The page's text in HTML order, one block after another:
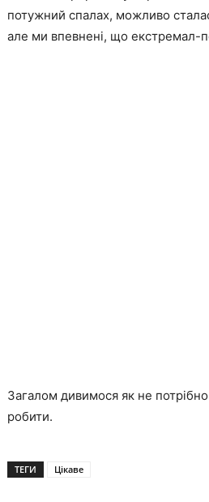
потужний спалах, можливо
але ми впевнені, що екстремал-
Загалом дивимося як не
робити.
ТЕГИ Цікаве